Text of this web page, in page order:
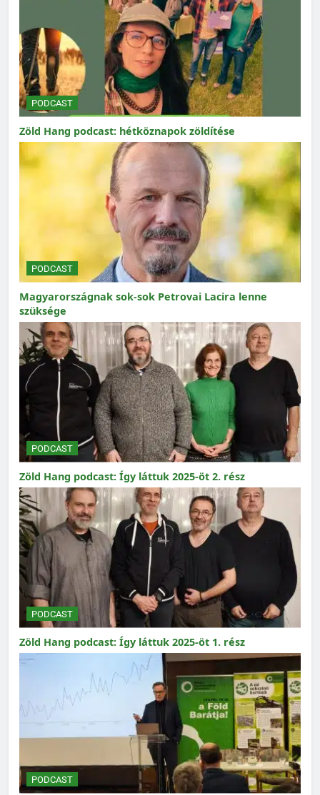
PODCAST
Zöld Hang podcast: hétköznapok zöldítése
PODCAST
Magyarországnak sok-sok Petrovai Lacira lenne
szüksége
PODCAST
Zöld Hang podcast: Így láttuk 2025-öt 2. rész
PODCAST
Zöld Hang podcast: Így láttuk 2025-öt 1. rész
PODCAST